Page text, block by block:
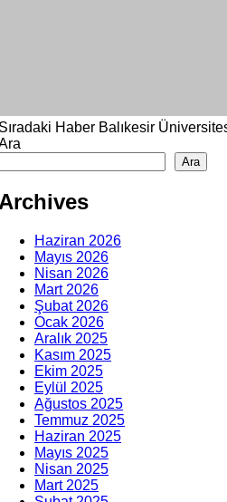
Haber Balıkesir
Ara
Haziran 2026
Mayıs 2026
Nisan 2026
Mart 2026
Şubat 2026
Ocak 2026
Aralık 2025
Kasım 2025
Ekim 2025
Eylül 2025
Ağustos 2025
Temmuz 2025
Haziran 2025
Mayıs 2025
Nisan 2025
Mart 2025